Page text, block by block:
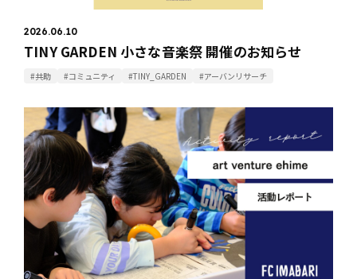
2026.06.10
TINY GARDEN 小さな音楽祭 開催のお知らせ
#共助 #コミュニティ #TINY_GARDEN #アーバンリサーチ